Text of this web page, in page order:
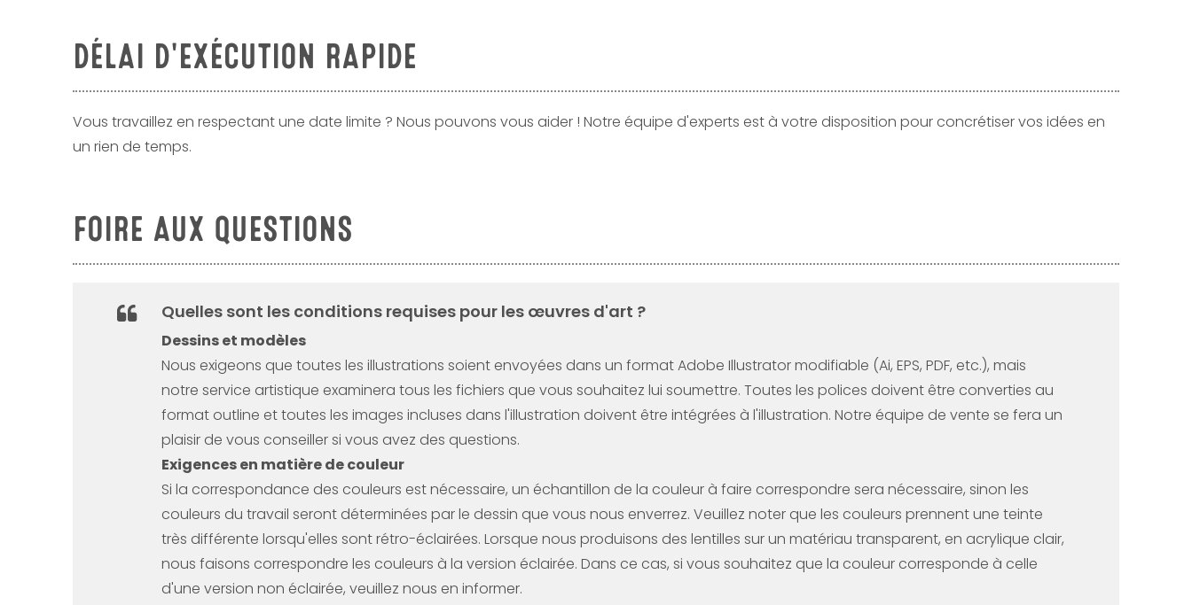
DÉLAI D'EXÉCUTION RAPIDE
Vous travaillez en respectant une date limite ? Nous pouvons vous aider ! Notre équipe d'experts est à votre disposition pour concrétiser vos idées en
un rien de temps.
FOIRE AUX QUESTIONS
Quelles sont les conditions requises pour les œuvres d'art ?
Dessins et modèles
Nous exigeons que toutes les illustrations soient envoyées dans un format Adobe Illustrator modifiable (Ai, EPS, PDF, etc.), mais
notre service artistique examinera tous les fichiers que vous souhaitez lui soumettre. Toutes les polices doivent être converties au
format outline et toutes les images incluses dans l'illustration doivent être intégrées à l'illustration. Notre équipe de vente se fera un
plaisir de vous conseiller si vous avez des questions.
Exigences en matière de couleur
Si la correspondance des couleurs est nécessaire, un échantillon de la couleur à faire correspondre sera nécessaire, sinon les
couleurs du travail seront déterminées par le dessin que vous nous enverrez. Veuillez noter que les couleurs prennent une teinte
très différente lorsqu'elles sont rétro-éclairées. Lorsque nous produisons des lentilles sur un matériau transparent, en acrylique clair,
nous faisons correspondre les couleurs à la version éclairée. Dans ce cas, si vous souhaitez que la couleur corresponde à celle
d'une version non éclairée, veuillez nous en informer.